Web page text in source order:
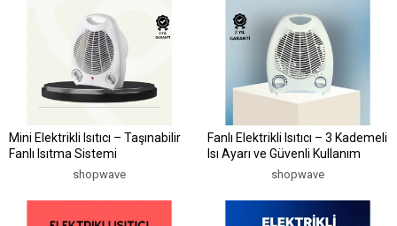
Mini Elektrikli Isıtıcı – Taşınabilir
Fanlı Isıtma Sistemi
shopwave
Fanlı Elektrikli Isıtıcı – 3 Kademeli
Isı Ayarı ve Güvenli Kullanım
shopwave